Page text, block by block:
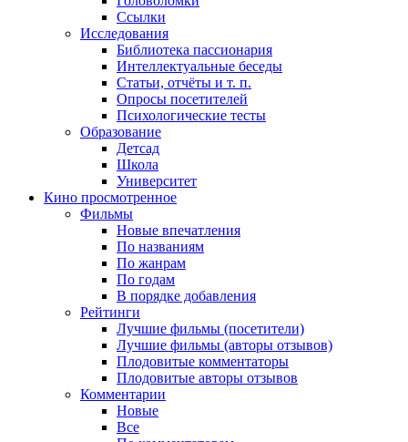
Ссылки
Исследования
Библиотека пассионария
Интеллектуальные беседы
Статьи, отчёты и т. п.
Опросы посетителей
Психологические тесты
Образование
Детсад
Школа
Университет
Кино просмотренное
Фильмы
Новые впечатления
По названиям
По жанрам
По годам
В порядке добавления
Рейтинги
Лучшие фильмы (посетители)
Лучшие фильмы (авторы отзывов)
Плодовитые комментаторы
Плодовитые авторы отзывов
Комментарии
Новые
Все